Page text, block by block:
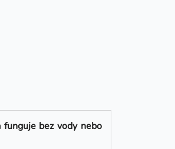
funguje bez vody nebo